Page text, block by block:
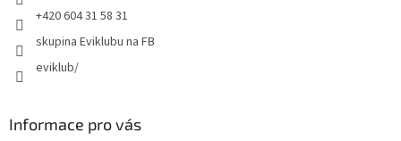
+420 604 31 58 31
skupina Eviklubu na FB
eviklub/
Informace pro vás